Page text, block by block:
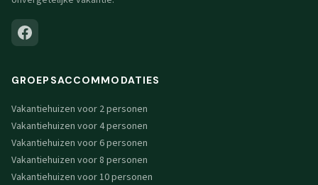
GROEPSACCOMMODATIES
Vakantiehuizen voor 2 personen
Vakantiehuizen voor 4 personen
Vakantiehuizen voor 6 personen
Vakantiehuizen voor 8 personen
Vakantiehuizen voor 10 personen